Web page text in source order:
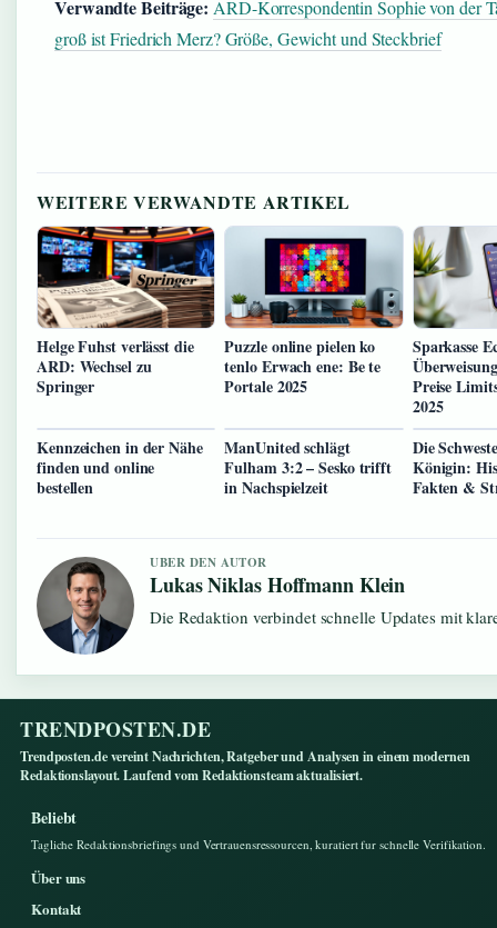
Verwandte Beiträge: ARD-Korrespondentin Sophie von der
groß ist Friedrich Merz? Größe, Gewicht und Steckbrief
WEITERE VERWANDTE ARTIKEL
Helge Fuhst verlässt die
ARD: Wechsel zu
Springer
Puzzle online pielen ko
tenlo Erwach ene: Be te
Portale 2025
Sparkasse
Preise
2025
Kennzeichen in der Nähe
finden und online
bestellen
ManUnited schlägt
Fulham 3:2 – Sesko trifft
in Nachspielzeit
Die
Königin:
Fakten &
UBER DEN AUTOR
Lukas Niklas Hoffmann Klein
Die Redaktion verbindet schnelle Updates mit
TRENDPOSTEN.DE
Trendposten.de vereint Nachrichten, Ratgeber und Analysen in einem modernen
Redaktionslayout. Laufend vom Redaktionsteam aktualisiert.
Beliebt
Tagliche Redaktionsbriefings und Vertrauensressourcen, kuratiert fur schnelle Verifikation.
Über uns
Kontakt